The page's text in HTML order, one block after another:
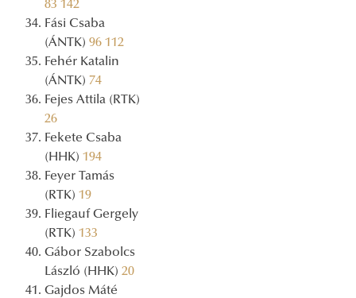
83 142
Fási Csaba
(ÁNTK) 96 112
Fehér Katalin
(ÁNTK) 74
Fejes Attila (RTK)
26
Fekete Csaba
(HHK) 194
Feyer Tamás
(RTK) 19
Fliegauf Gergely
(RTK) 133
Gábor Szabolcs
László (HHK) 20
Gajdos Máté